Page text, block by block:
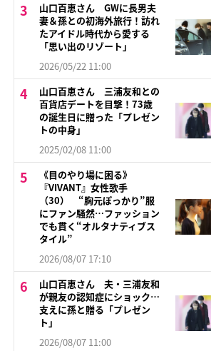
山口百恵さん GWに長男夫
妻＆孫との初海外旅行！訪れ
たアイドル時代から愛する
「思い出のリゾート」
2026/05/22 11:00
山口百恵さん 三浦友和との
百貨店デートを目撃！73歳
の誕生日に贈った「プレゼン
トの中身」
2025/02/08 11:00
《目のやり場に困る》
『VIVANT』女性歌手
（30） “胸元ぽっかり”服
にファン騒然…ファッション
でも貫く“オルタナティブス
タイル”
2026/08/07 17:10
山口百恵さん 夫・三浦友和
が親友の認知症にショック…
支えに孫と贈る「プレゼン
ト」
2026/08/07 11:00